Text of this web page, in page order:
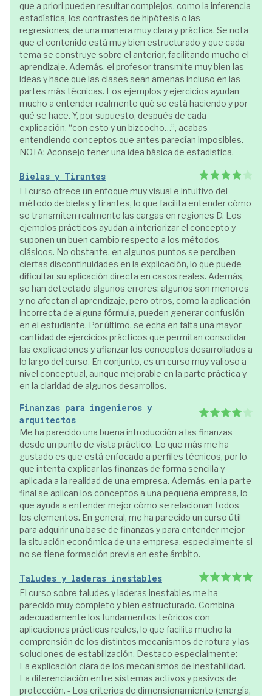
que a priori pueden resultar complejos, como la inferencia
estadística, los contrastes de hipótesis o las
regresiones, de una manera muy clara y práctica. Se nota
que el contenido está muy bien estructurado y que cada
tema se construye sobre el anterior, facilitando mucho el
aprendizaje. Además, el profesor transmite muy bien las
ideas y hace que las clases sean amenas incluso en las
partes más técnicas. Los ejemplos y ejercicios ayudan
mucho a entender realmente qué se está haciendo y por
qué se hace. Y, por supuesto, después de cada
explicación, “con esto y un bizcocho…”, acabas
entendiendo conceptos que antes parecían imposibles.
NOTA: Aconsejo tener una idea básica de estadistica.
Bielas y Tirantes
El curso ofrece un enfoque muy visual e intuitivo del
método de bielas y tirantes, lo que facilita entender cómo
se transmiten realmente las cargas en regiones D. Los
ejemplos prácticos ayudan a interiorizar el concepto y
suponen un buen cambio respecto a los métodos
clásicos. No obstante, en algunos puntos se perciben
ciertas discontinuidades en la explicación, lo que puede
dificultar su aplicación directa en casos reales. Además,
se han detectado algunos errores: algunos son menores
y no afectan al aprendizaje, pero otros, como la aplicación
incorrecta de alguna fórmula, pueden generar confusión
en el estudiante. Por último, se echa en falta una mayor
cantidad de ejercicios prácticos que permitan consolidar
las explicaciones y afianzar los conceptos desarrollados a
lo largo del curso. En conjunto, es un curso muy valioso a
nivel conceptual, aunque mejorable en la parte práctica y
en la claridad de algunos desarrollos.
Finanzas para ingenieros y
arquitectos
Me ha parecido una buena introducción a las finanzas
desde un punto de vista práctico. Lo que más me ha
gustado es que está enfocado a perfiles técnicos, por lo
que intenta explicar las finanzas de forma sencilla y
aplicada a la realidad de una empresa. Además, en la parte
final se aplican los conceptos a una pequeña empresa, lo
que ayuda a entender mejor cómo se relacionan todos
los elementos. En general, me ha parecido un curso útil
para adquirir una base de finanzas y para entender mejor
la situación económica de una empresa, especialmente si
no se tiene formación previa en este ámbito.
Taludes y laderas inestables
El curso sobre taludes y laderas inestables me ha
parecido muy completo y bien estructurado. Combina
adecuadamente los fundamentos teóricos con
aplicaciones prácticas reales, lo que facilita mucho la
comprensión de los distintos mecanismos de rotura y las
soluciones de estabilización. Destaco especialmente: -
La explicación clara de los mecanismos de inestabilidad. -
La diferenciación entre sistemas activos y pasivos de
protección. - Los criterios de dimensionamiento (energía,